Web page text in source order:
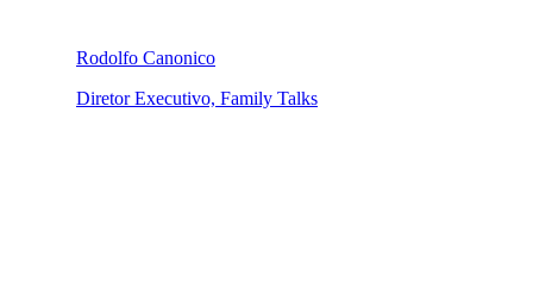
Rodolfo Canonico
Diretor Executivo, Family Talks